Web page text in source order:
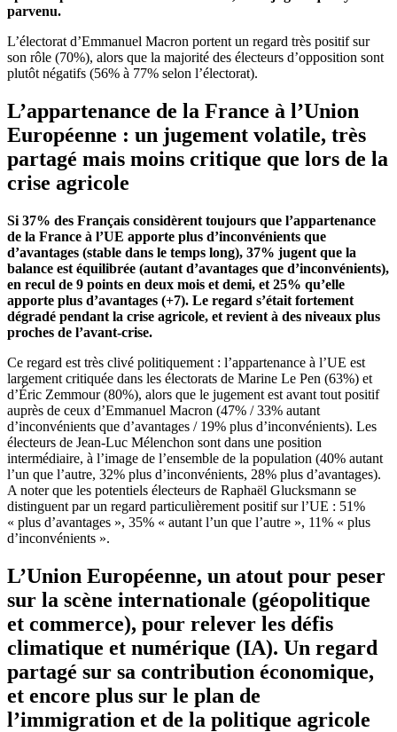
parvenu.
L’électorat d’Emmanuel Macron portent un regard très positif sur
son rôle (70%), alors que la majorité des électeurs d’opposition sont
plutôt négatifs (56% à 77% selon l’électorat).
L’appartenance de la France à l’Union
Européenne : un jugement volatile, très
partagé mais moins critique que lors de la
crise agricole
Si 37% des Français considèrent toujours que l’appartenance
de la France à l’UE apporte plus d’inconvénients que
d’avantages (stable dans le temps long), 37% jugent que la
balance est équilibrée (autant d’avantages que d’inconvénients),
en recul de 9 points en deux mois et demi, et 25% qu’elle
apporte plus d’avantages (+7). Le regard s’était fortement
dégradé pendant la crise agricole, et revient à des niveaux plus
proches de l’avant-crise.
Ce regard est très clivé politiquement : l’appartenance à l’UE est
largement critiquée dans les électorats de Marine Le Pen (63%) et
d’Éric Zemmour (80%), alors que le jugement est avant tout positif
auprès de ceux d’Emmanuel Macron (47% / 33% autant
d’inconvénients que d’avantages / 19% plus d’inconvénients). Les
électeurs de Jean-Luc Mélenchon sont dans une position
intermédiaire, à l’image de l’ensemble de la population (40% autant
l’un que l’autre, 32% plus d’inconvénients, 28% plus d’avantages).
A noter que les potentiels électeurs de Raphaël Glucksmann se
distinguent par un regard particulièrement positif sur l’UE : 51%
« plus d’avantages », 35% « autant l’un que l’autre », 11% « plus
d’inconvénients ».
L’Union Européenne, un atout pour peser
sur la scène internationale (géopolitique
et commerce), pour relever les défis
climatique et numérique (IA). Un regard
partagé sur sa contribution économique,
et encore plus sur le plan de
l’immigration et de la politique agricole